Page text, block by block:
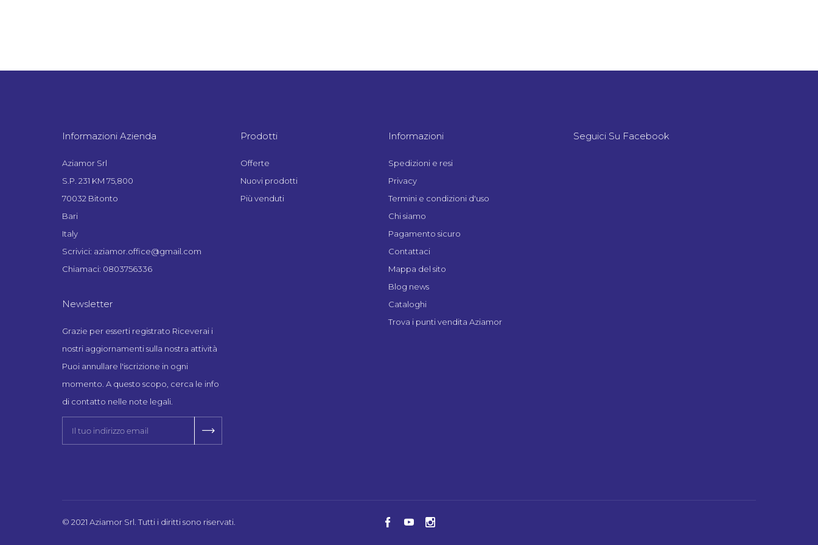
Informazioni Azienda
Aziamor Srl
S.P. 231 KM 75,800
70032 Bitonto
Bari
Italy
Scrivici: aziamor.office@gmail.com
Chiamaci: 0803756336
Newsletter
Grazie per esserti registrato Riceverai i
nostri aggiornamenti sulla nostra attività
Puoi annullare l'iscrizione in ogni
momento. A questo scopo, cerca le info
di contatto nelle note legali.
Prodotti
Offerte
Nuovi prodotti
Più venduti
Informazioni
Spedizioni e resi
Privacy
Termini e condizioni d'uso
Chi siamo
Pagamento sicuro
Contattaci
Mappa del sito
Blog news
Cataloghi
Trova i punti vendita Aziamor
Seguici Su Facebook
© 2021 Aziamor Srl. Tutti i diritti sono riservati.